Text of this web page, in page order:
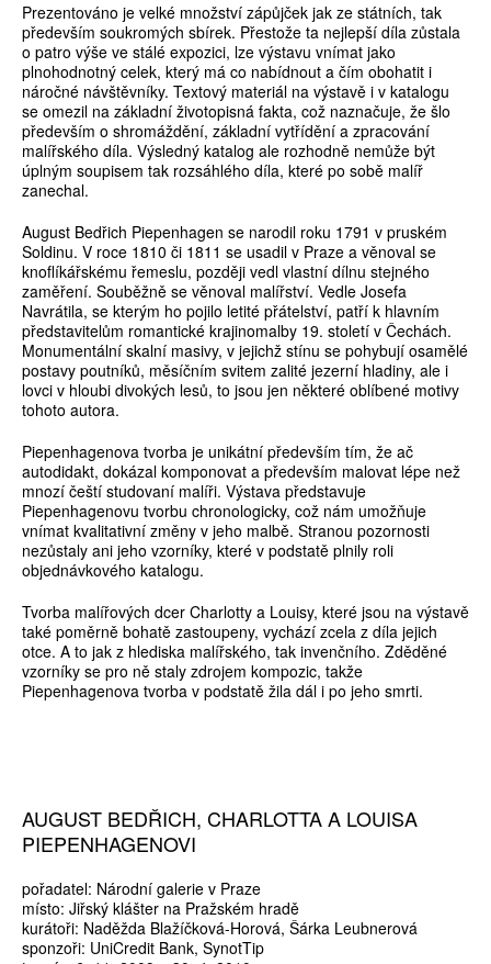
Prezentováno je velké množství zápůjček jak ze státních, tak
především soukromých sbírek. Přestože ta nejlepší díla zůstala
o patro výše ve stálé expozici, lze výstavu vnímat jako
plnohodnotný celek, který má co nabídnout a čím obohatit i
náročné návštěvníky. Textový materiál na výstavě i v katalogu
se omezil na základní životopisná fakta, což naznačuje, že šlo
především o shromáždění, základní vytřídění a zpracování
malířského díla. Výsledný katalog ale rozhodně nemůže být
úplným soupisem tak rozsáhlého díla, které po sobě malíř
zanechal.
August Bedřich Piepenhagen se narodil roku 1791 v pruském
Soldinu. V roce 1810 či 1811 se usadil v Praze a věnoval se
knoflíkářskému řemeslu, později vedl vlastní dílnu stejného
zaměření. Souběžně se věnoval malířství. Vedle Josefa
Navrátila, se kterým ho pojilo letité přátelství, patří k hlavním
představitelům romantické krajinomalby 19. století v Čechách.
Monumentální skalní masivy, v jejichž stínu se pohybují osamělé
postavy poutníků, měsíčním svitem zalité jezerní hladiny, ale i
lovci v hloubi divokých lesů, to jsou jen některé oblíbené motivy
tohoto autora.
Piepenhagenova tvorba je unikátní především tím, že ač
autodidakt, dokázal komponovat a především malovat lépe než
mnozí čeští studovaní malíři. Výstava představuje
Piepenhagenovu tvorbu chronologicky, což nám umožňuje
vnímat kvalitativní změny v jeho malbě. Stranou pozornosti
nezůstaly ani jeho vzorníky, které v podstatě plnily roli
objednávkového katalogu.
Tvorba malířových dcer Charlotty a Louisy, které jsou na výstavě
také poměrně bohatě zastoupeny, vychází zcela z díla jejich
otce. A to jak z hlediska malířského, tak invenčního. Zděděné
vzorníky se pro ně staly zdrojem kompozic, takže
Piepenhagenova tvorba v podstatě žila dál i po jeho smrti.
AUGUST BEDŘICH, CHARLOTTA A LOUISA
PIEPENHAGENOVI
pořadatel: Národní galerie v Praze
místo: Jiřský klášter na Pražském hradě
kurátoři: Naděžda Blažíčková-Horová, Šárka Leubnerová
sponzoři: UniCredit Bank, SynotTip